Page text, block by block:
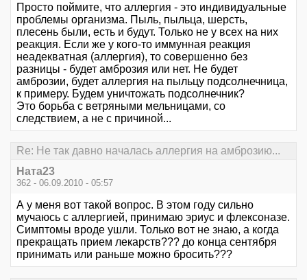
Просто поймите, что аллергия - это индивидуальные
проблемы организма. Пыль, пыльца, шерсть,
плесень были, есть и будут. Только не у всех на них
реакция. Если же у кого-то иммунная реакция
неадекватная (аллергия), то совершенно без
разницы - будет амброзия или нет. Не будет
амброзии, будет аллергия на пыльцу подсолнечница,
к примеру. Будем уничтожать подсолнечник?
Это борьба с ветряными мельницами, со
следствием, а не с причиной...
Re: Не так давно началась аллергия на амброзию...
Ната23
362 - 06.09.2010 - 05:57
А у меня вот такой вопрос. В этом году сильно
мучаюсь с аллергией, принимаю эриус и флексоназе.
Симптомы вроде ушли. Только вот не знаю, а когда
прекращать прием лекарств??? до конца сентября
принимать или раньше можно бросить???